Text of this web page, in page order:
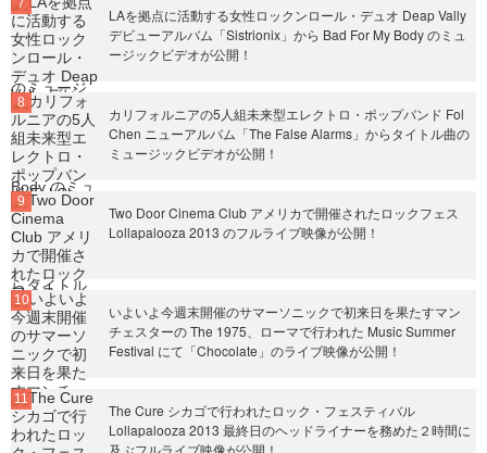
LAを拠点に活動する女性ロックンロール・デュオ Deap Vally
デビューアルバム「Sistrionix」から Bad For My Body のミュ
ージックビデオが公開！
カリフォルニアの5人組未来型エレクトロ・ポップバンド Fol
Chen ニューアルバム「The False Alarms」からタイトル曲の
ミュージックビデオが公開！
Two Door Cinema Club アメリカで開催されたロックフェス
Lollapalooza 2013 のフルライブ映像が公開！
いよいよ今週末開催のサマーソニックで初来日を果たすマン
チェスターの The 1975、ローマで行われた Music Summer
Festival にて「Chocolate」のライブ映像が公開！
The Cure シカゴで行われたロック・フェスティバル
Lollapalooza 2013 最終日のヘッドライナーを務めた２時間に
及ぶフルライブ映像が公開！